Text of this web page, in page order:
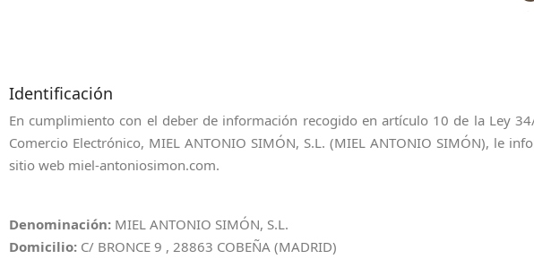
Identificación
En cumplimiento con el deber de información recogido en artículo 10 de la Ley
Comercio Electrónico, MIEL ANTONIO SIMÓN, S.L. (MIEL ANTONIO SIMÓN), le
sitio web miel-antoniosimon.com.
Denominación: MIEL ANTONIO SIMÓN, S.L.
Domicilio: C/ BRONCE 9 , 28863 COBEÑA (MADRID)